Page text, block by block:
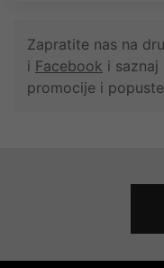
Zapratite nas na
i Facebook i
promocije i